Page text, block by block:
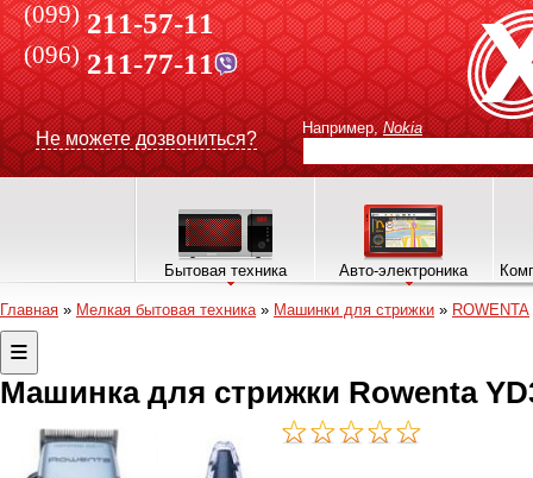
(099) 211-57-11
(096)211-77-11
Не можете дозвониться?
Например, Nokia
Бытовая техника Авто-электроника
Главная » Мелкая бытовая техника» Машинки для стрижки » ROWENTA
Машинка для стрижки Rowenta